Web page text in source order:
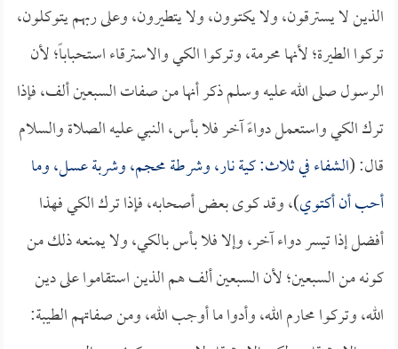
الذين لا يسترقون، ولا يكتوون، ولا يتطيرون، وعلى ربهم يتوكلون،
تركوا الطيرة؛ لأنها محرمة، وتركوا الكي والاسترقاء استحباباً؛ لأن
الرسول صلى الله عليه وسلم ذكر أنها من صفات السبعين ألف، فإذا
ترك الكي واستعمل دواءً آخر فلا بأس، النبي عليه الصلاة والسلام
قال: (الشفاء في ثلاث: كية نار، وشرطة محجم، وشربة عسل، وما
أحب أن أكتوي)، وقد كوى بعض أصحابه، فإذا ترك الكي فهذا
أفضل إذا تيسر دواء آخر، وإلا فلا بأس بالكي، ولا يمنعه ذلك من
كونه من السبعين؛ لأن السبعين ألف هم الذين استقاموا على دين
الله، وتركوا محارم الله، وأدوا ما أوجب الله، ومن صفاتهم الطيبة: